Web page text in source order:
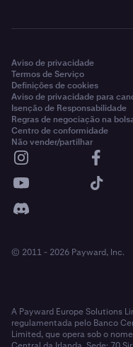
Aviso de privacidade
Termos de Serviço
Definições de cookies
Aviso de privacidade para
Isenção de Responsabilidade
Regras de negociação na
Centro de conformidade
Não vender/partilhar
© 2011 - 2026 Payward, Inc.
A Payward Europe Solutions
regulamentada pelo Banco
Limited, que opera sob o